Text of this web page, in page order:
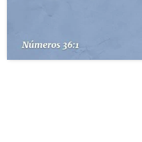
QUEM SOMOS